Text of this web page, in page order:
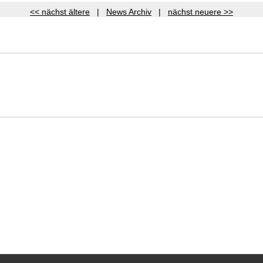
<< nächst ältere | News Archiv | nächst neuere >>